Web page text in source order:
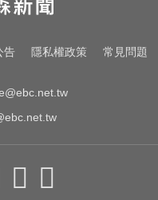
困亡
1習慣 恐
告 隱私權政策 常見問題